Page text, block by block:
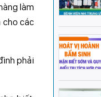
làm
cho các
phải